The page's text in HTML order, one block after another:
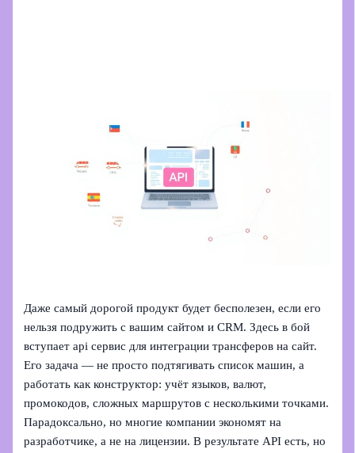
Даже самый дорогой продукт будет бесполезен, если его
нельзя подружить с вашим сайтом и CRM. Здесь в бой
вступает api сервис для интеграции трансферов на сайт.
Его задача — не просто подтягивать список машин, а
работать как конструктор: учёт языков, валют,
промокодов, сложных маршрутов с несколькими точками.
Парадоксально, но многие компании экономят на
разработчике, а не на лицензии. В результате API есть, но